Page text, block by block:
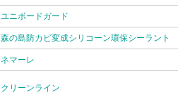
ユニボードガード
森の島防カビ変成シリコーン環保シーラント
ネマーレ
クリーンライン